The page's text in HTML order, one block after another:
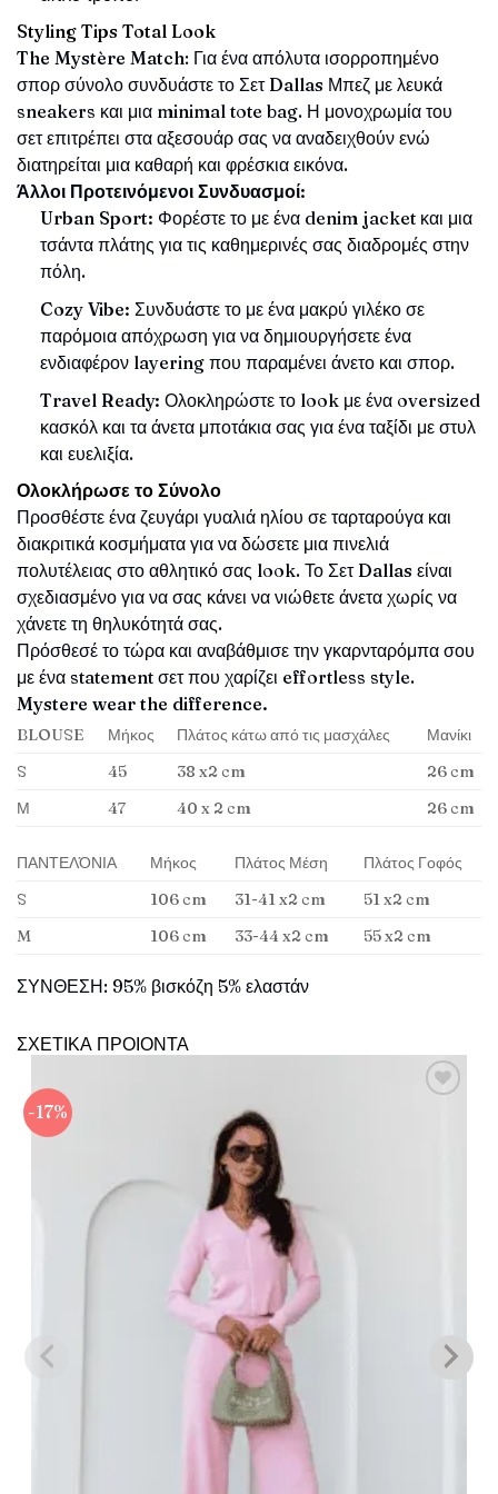
Styling Tips Total Look
The Mystère Match: Για ένα απόλυτα ισορροπημένο
σπορ σύνολο συνδυάστε το Σετ Dallas Μπεζ με λευκά
sneakers και μια minimal tote bag. Η μονοχρωμία του
σετ επιτρέπει στα αξεσουάρ σας να αναδειχθούν ενώ
διατηρείται μια καθαρή και φρέσκια εικόνα.
Άλλοι Προτεινόμενοι Συνδυασμοί:
Urban Sport: Φορέστε το με ένα denim jacket και μια
τσάντα πλάτης για τις καθημερινές σας διαδρομές στην
πόλη.
Cozy Vibe: Συνδυάστε το με ένα μακρύ γιλέκο σε
παρόμοια απόχρωση για να δημιουργήσετε ένα
ενδιαφέρον layering που παραμένει άνετο και σπορ.
Travel Ready: Ολοκληρώστε το look με ένα oversized
κασκόλ και τα άνετα μποτάκια σας για ένα ταξίδι με στυλ
και ευελιξία.
Ολοκλήρωσε το Σύνολο
Προσθέστε ένα ζευγάρι γυαλιά ηλίου σε ταρταρούγα και
διακριτικά κοσμήματα για να δώσετε μια πινελιά
πολυτέλειας στο αθλητικό σας look. Το Σετ Dallas είναι
σχεδιασμένο για να σας κάνει να νιώθετε άνετα χωρίς να
χάνετε τη θηλυκότητά σας.
Πρόσθεσέ το τώρα και αναβάθμισε την γκαρνταρόμπα σου
με ένα statement σετ που χαρίζει effortless style.
Mystere wear the difference.
BLOUSE Μήκος Πλάτος κάτω από τις μασχάλες
Μανίκι
S
45 38 x2 cm
26 cm
Μ
47 40 x 2 cm 26 cm
ΠΑΝΤΕΛΌΝΙΑ Μήκος Πλάτος Μέση
Πλάτος Γοφός
S
106 cm 31-41 x2 cm
51 x2 cm
M
106 cm 33-44 x2 cm 55 x2 cm
ΣΥΝΘΕΣΗ: 95% βισκόζη 5% ελαστάν
ΣΧΕΤΙΚΑ ΠΡΟΙΟΝΤΑ
-17%